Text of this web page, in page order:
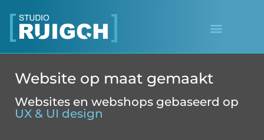
Website op maat gemaakt
Websites en webshops gebaseerd op
UX & UI design